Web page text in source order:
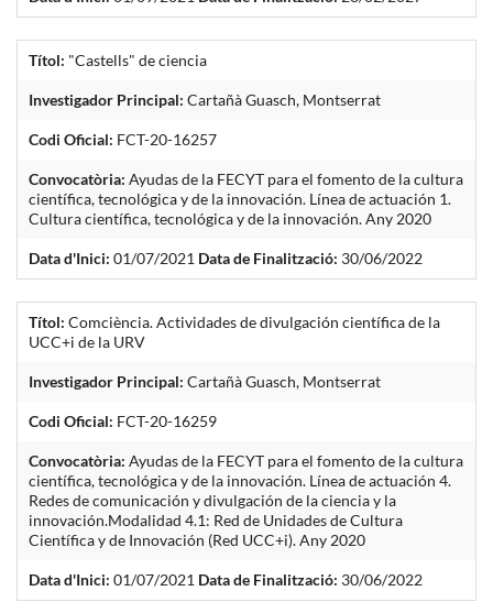
Títol: "Castells" de ciencia
Investigador Principal: Cartañà Guasch, Montserrat
Codi Oficial: FCT-20-16257
Convocatòria: Ayudas de la FECYT para el fomento de la cultura
científica, tecnológica y de la innovación. Línea de actuación 1.
Cultura científica, tecnológica y de la innovación. Any 2020
Data d'Inici: 01/07/2021 Data de Finalització: 30/06/2022
Títol: Comciència. Actividades de divulgación científica de la
UCC+i de la URV
Investigador Principal: Cartañà Guasch, Montserrat
Codi Oficial: FCT-20-16259
Convocatòria: Ayudas de la FECYT para el fomento de la cultura
científica, tecnológica y de la innovación. Línea de actuación 4.
Redes de comunicación y divulgación de la ciencia y la
innovación.Modalidad 4.1: Red de Unidades de Cultura
Científica y de Innovación (Red UCC+i). Any 2020
Data d'Inici: 01/07/2021 Data de Finalització: 30/06/2022